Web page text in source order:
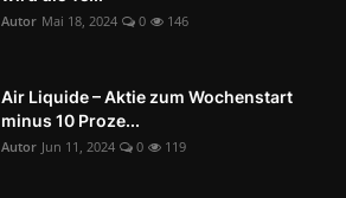
Autor Mai 18, 2024 0 146
Air Liquide – Aktie zum Wochenstart
minus 10 Proze...
Autor Jun 11, 2024 0 119